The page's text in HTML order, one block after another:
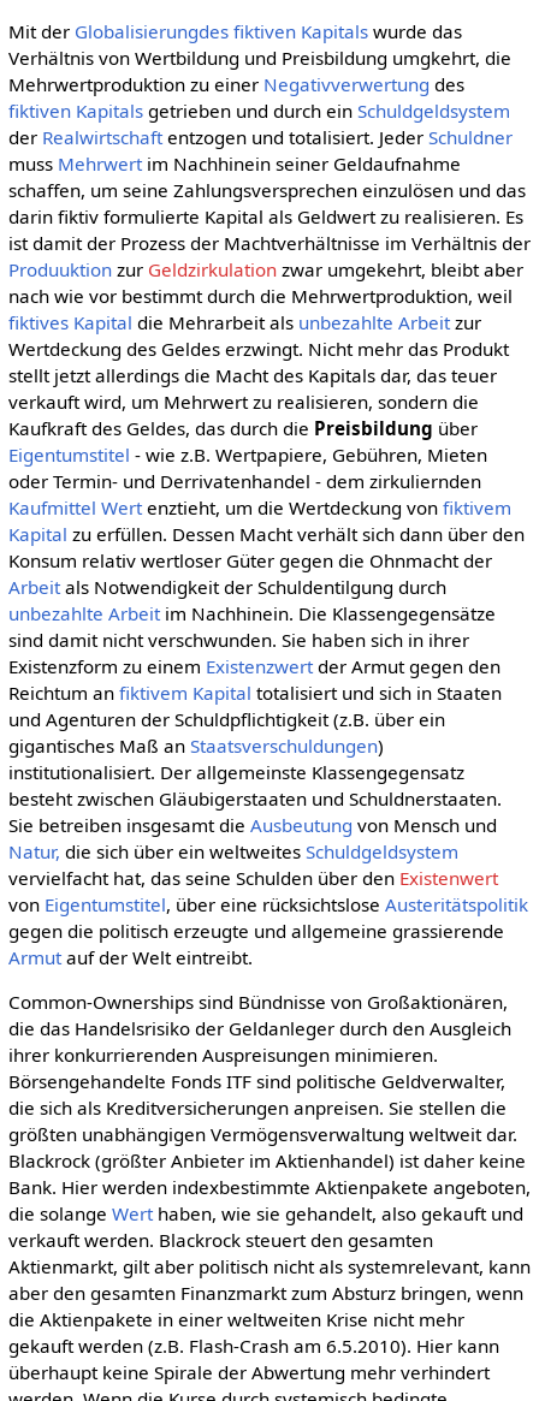
Mit der Globalisierungdes fiktiven Kapitalswurde das
Verhältnis von Wertbildung und Preisbildung umgkehrt, die
Mehrwertproduktion zu einer Negativverwertung des
fiktiven Kapitalsgetrieben und durch ein Schuldgeldsystem
der Realwirtschaftentzogen und totalisiert. Jeder Schuldner
muss Mehrwertim Nachhinein seiner Geldaufnahme
schaffen, um seine Zahlungsversprechen einzulösen und das
darin fiktiv formulierte Kapital als Geldwert zu realisieren. Es
ist damit der Prozess der Machtverhältnisse im Verhältnis der
Produuktionzur Geldzirkulationzwar umgekehrt, bleibt aber
nach wie vor bestimmt durch die Mehrwertproduktion, weil
fiktives Kapital die Mehrarbeit als unbezahlte Arbeitzur
Wertdeckung des Geldes erzwingt. Nicht mehr das Produkt
stellt jetzt allerdings die Macht des Kapitals dar, das teuer
verkauft wird, um Mehrwert zu realisieren, sondern die
Kaufkraft des Geldes, das durch die Preisbildung über
Eigentumstitel - wie z.B. Wertpapiere, Gebühren, Mieten
oder Termin- und Derrivatenhandel - dem zirkuliernden
Kaufmittel Wertenztieht, um die Wertdeckung von fiktivem
Kapital zu erfüllen. Dessen Macht verhält sich dann über den
Konsum relativ wertloser Güter gegen die Ohnmacht der
Arbeitals Notwendigkeit der Schuldentilgung durch
unbezahlte Arbeitim Nachhinein. Die Klassengegensätze
sind damit nicht verschwunden. Sie haben sich in ihrer
Existenzform zu einem Existenzwertder Armut gegen den
Reichtum an fiktivem Kapital totalisiert und sich in Staaten
und Agenturen der Schuldpflichtigkeit (z.B. über ein
gigantisches Maß an Staatsverschuldungen)
institutionalisiert. Der allgemeinste Klassengegensatz
besteht zwischen Gläubigerstaaten und Schuldnerstaaten.
Sie betreiben insgesamt die Ausbeutung von Mensch und
Natur, die sich über ein weltweites Schuldgeldsystem
vervielfacht hat, das seine Schulden über den Existenwert
von Eigentumstitel, über eine rücksichtslose Austeritätspolitik
gegen die politisch erzeugte und allgemeine grassierende
Armutauf der Welt eintreibt.
Common-Ownerships sind Bündnisse von Großaktionären,
die das Handelsrisiko der Geldanleger durch den Ausgleich
ihrer konkurrierenden Auspreisungen minimieren.
Börsengehandelte Fonds ITF sind politische Geldverwalter,
die sich als Kreditversicherungen anpreisen. Sie stellen die
größten unabhängigen Vermögensverwaltung weltweit dar.
Blackrock (größter Anbieter im Aktienhandel) ist daher keine
Bank. Hier werden indexbestimmte Aktienpakete angeboten,
die solange Werthaben, wie sie gehandelt, also gekauft und
verkauft werden. Blackrock steuert den gesamten
Aktienmarkt, gilt aber politisch nicht als systemrelevant, kann
aber den gesamten Finanzmarkt zum Absturz bringen, wenn
die Aktienpakete in einer weltweiten Krise nicht mehr
gekauft werden (z.B. Flash-Crash am 6.5.2010). Hier kann
überhaupt keine Spirale der Abwertung mehr verhindert